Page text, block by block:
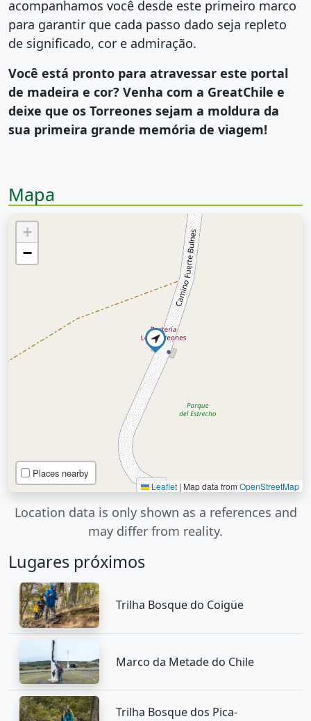
acompanhamos você desde este primeiro marco
para garantir que cada passo dado seja repleto
de significado, cor e admiração.
Você está pronto para atravessar este portal
de madeira e cor? Venha com a GreatChile e
deixe que os Torreones sejam a moldura da
sua primeira grande memória de viagem!
Mapa
+
−
Places nearby
Leaflet | Map data from OpenStreetMap
Location data is only shown as a references and
may differ from reality.
Lugares próximos
Trilha Bosque do Coigüe
Marco da Metade do Chile
Trilha Bosque dos Pica-